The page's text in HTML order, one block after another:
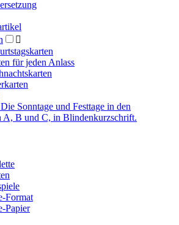

für jeden Anlass
Sonntage und Festtage in den
A, B und C, in Blindenkurzschrift.
Format
Papier